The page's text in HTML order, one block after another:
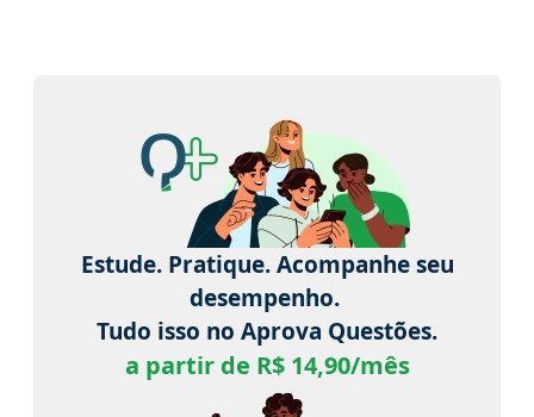
Estude. Pratique. Acompanhe seu
desempenho.
Tudo isso no Aprova Questões.
a partir de R$ 14,90/mês